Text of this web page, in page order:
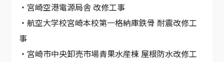
・宮崎空港電源局舎 改修工事
・航空大学校宮崎本校第一格納庫鉄骨 耐震改修工
事
・宮崎市中央卸売市場青果水産棟 屋根防水改修工